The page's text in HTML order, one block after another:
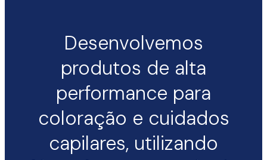
Desenvolvemos
produtos de alta
performance para
coloração e cuidados
capilares, utilizando